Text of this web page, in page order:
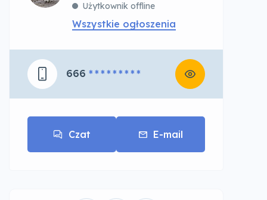
Użytkownik offline
Wszystkie ogłoszenia
666 * * * * * * * * *
Czat E-mail